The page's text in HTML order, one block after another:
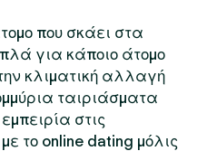
που σκάει στα
για κάποιο άτομο
κλιματική αλλαγή
ταιριάσματα
στις
το online dating μόλις